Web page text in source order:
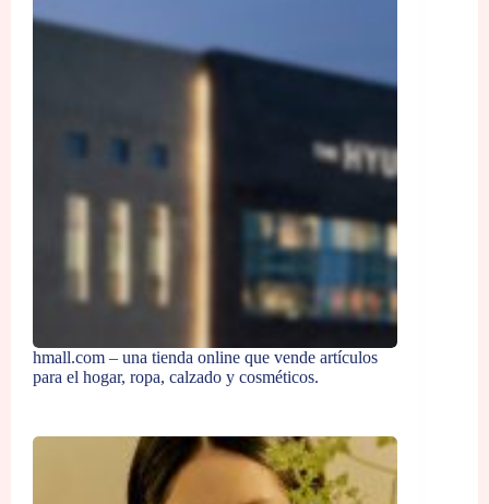
hmall.com – una tienda online que vende artículos
para el hogar, ropa, calzado y cosméticos.